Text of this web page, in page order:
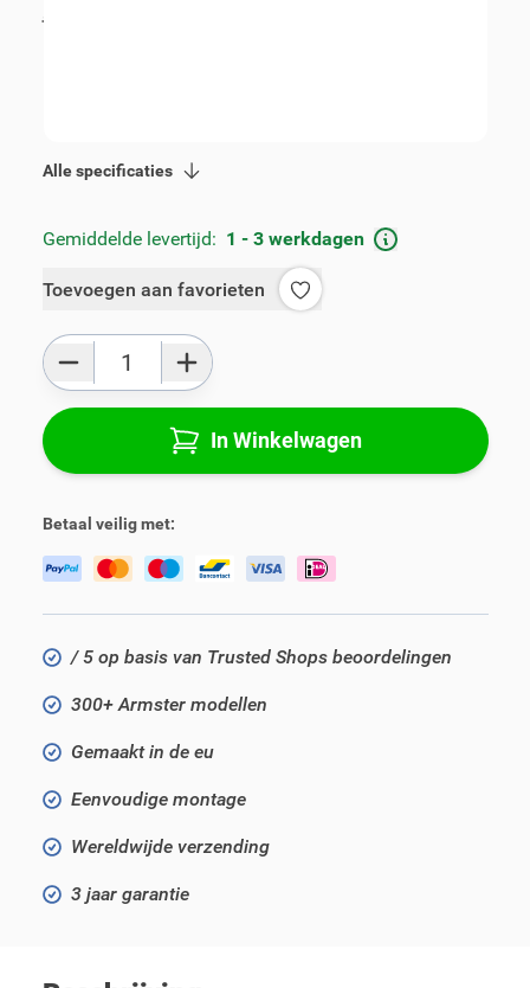
€ 89,00
Alle specificaties
Gemiddelde levertijd: 1 - 3 werkdagen
Toevoegen aan favorieten
Aantal
In Winkelwagen
Betaal veilig met:
/ 5 op basis van Trusted Shops beoordelingen
300+ Armster modellen
Gemaakt in de eu
Eenvoudige montage
Wereldwijde verzending
3 jaar garantie